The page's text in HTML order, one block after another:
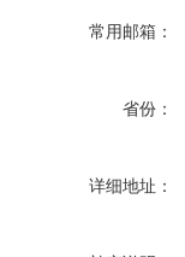
常用邮箱：
省份：
详细地址：